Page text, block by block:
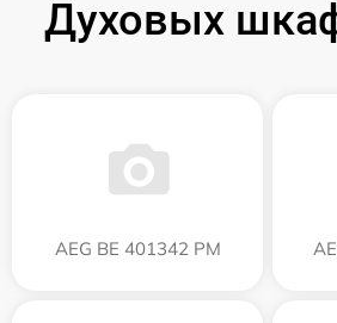
Духовых
AEG BE 401342 PM